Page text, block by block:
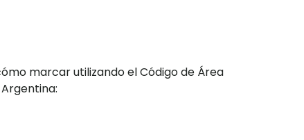
marcar utilizando el Código de Área